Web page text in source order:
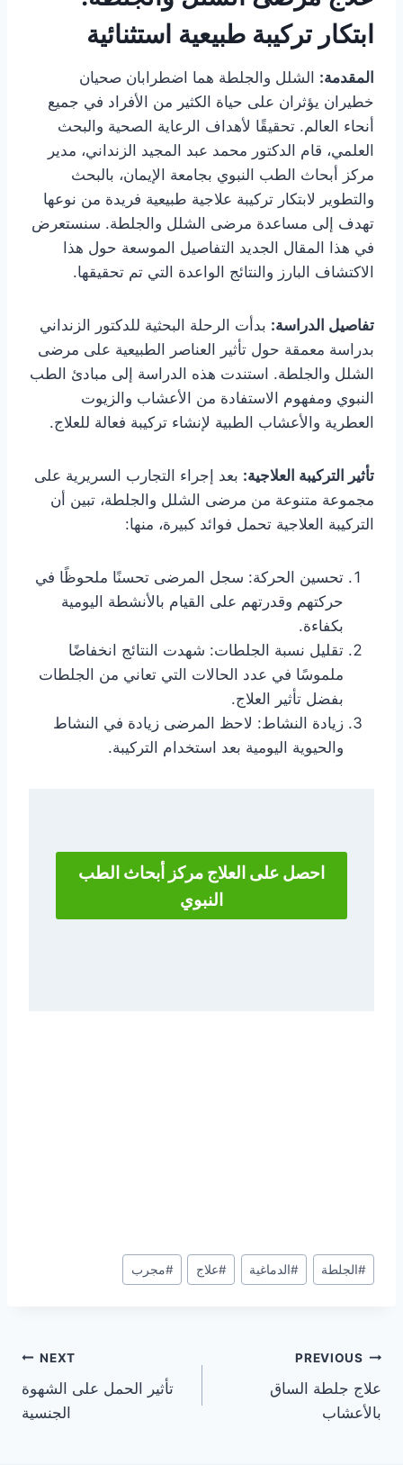
ابتكار تركيبة طبيعية استثنائية
المقدمة: الشلل والجلطة هما اضطرابان صحيان
خطيران يؤثران على حياة الكثير من الأفراد في جميع
أنحاء العالم. تحقيقًا لأهداف الرعاية الصحية والبحث
العلمي، قام الدكتور محمد عبد المجيد الزنداني، مدير
مركز أبحاث الطب النبوي بجامعة الإيمان، بالبحث
والتطوير لابتكار تركيبة علاجية طبيعية فريدة من نوعها
تهدف إلى مساعدة مرضى الشلل والجلطة. سنستعرض
في هذا المقال الجديد التفاصيل الموسعة حول هذا
الاكتشاف البارز والنتائج الواعدة التي تم تحقيقها.
تفاصيل الدراسة: بدأت الرحلة البحثية للدكتور الزنداني
بدراسة معمقة حول تأثير العناصر الطبيعية على مرضى
الشلل والجلطة. استندت هذه الدراسة إلى مبادئ الطب
النبوي ومفهوم الاستفادة من الأعشاب والزيوت
العطرية والأعشاب الطبية لإنشاء تركيبة فعالة للعلاج.
تأثير التركيبة العلاجية: بعد إجراء التجارب السريرية على
مجموعة متنوعة من مرضى الشلل والجلطة، تبين أن
التركيبة العلاجية تحمل فوائد كبيرة، منها:
تحسين الحركة: سجل المرضى تحسنًا ملحوظًا في
حركتهم وقدرتهم على القيام بالأنشطة اليومية
بكفاءة.
تقليل نسبة الجلطات: شهدت النتائج انخفاضًا
ملموسًا في عدد الحالات التي تعاني من الجلطات
بفضل تأثير العلاج.
زيادة النشاط: لاحظ المرضى زيادة في النشاط
والحيوية اليومية بعد استخدام التركيبة.
احصل على العلاج مركز أبحاث الطب
النبوي
Post
Tags:
#الجلطة #الدماغية #علاج #مجرب
تصفّح
المقالات
PREVIOUS
علاج جلطة الساق
بالأعشاب
NEXT
تأثير الحمل على الشهوة
الجنسية